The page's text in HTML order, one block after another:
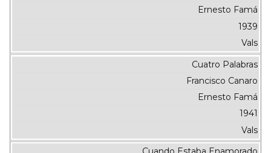
Ernesto Famá
1939
Vals
Cuatro Palabras
Francisco Canaro
Ernesto Famá
1941
Vals